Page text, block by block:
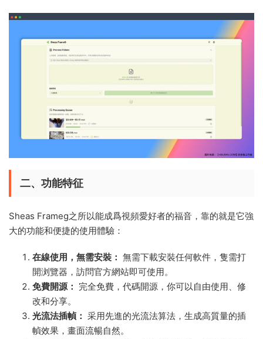
二、功能特征
Sheas Frameg之所以能成爲視頻愛好者的福音，靠的就是它強
大的功能和便捷的使用體驗：
在線使用，無需安裝： 無需下載安裝任何軟件，隻需打
開浏覽器，訪問官方網站即可使用。
免費開源： 完全免費，代碼開源，你可以自由使用、修
改和分享。
光流法插幀： 采用先進的光流法算法，生成高質量的插
幀效果，畫面流暢自然。